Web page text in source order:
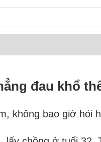
đau khổ
không bao giờ hỏi